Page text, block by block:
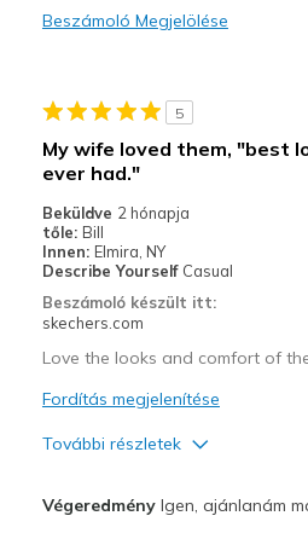
Feels too
Sizing
Feels full size
Beszámoló Megjelölése
5
My wife loved them, "best
ever had."
Beküldve 2 hónapja
tőle: Bill
Innen: Elmira, NY
Describe Yourself Casual
Beszámoló készült itt:
skechers.com
Love the looks and comfort of
Fordítás megjelenítése
További részletek
VégeredményIgen, ajánlanám